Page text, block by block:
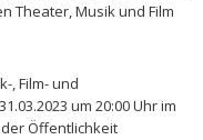
Theater, Musik und Film
, Film- und
um 20:00 Uhr im
Öffentlichkeit